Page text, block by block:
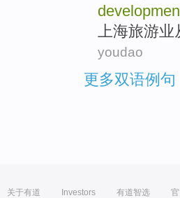
上海旅游业
youdao
更多双语例句
关于有道 Investors 有道智选